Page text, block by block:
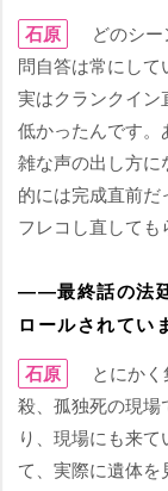
石原
どのシー
問自答は常にして
実はクランクイ
低かったんです。
雑な声の出し方に
的には完成直前
フレコし直しても
――最終話の法
ロールされてい
石原
とにかく
殺、孤独死の現
り、現場にも来
て、実際に遺体を